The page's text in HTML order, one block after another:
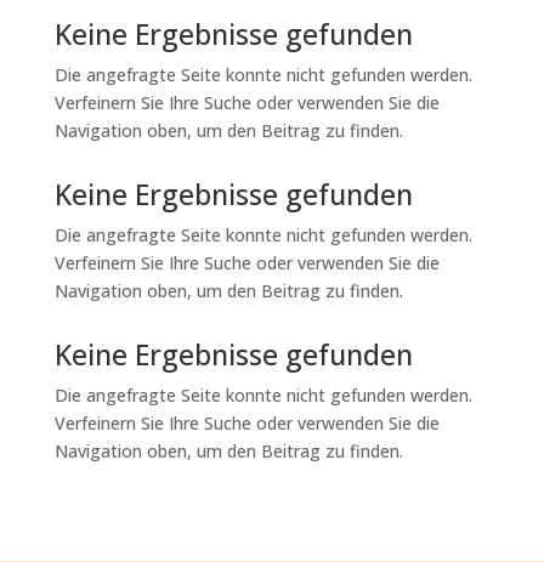
Keine Ergebnisse gefunden
Die angefragte Seite konnte nicht gefunden werden.
Verfeinern Sie Ihre Suche oder verwenden Sie die
Navigation oben, um den Beitrag zu finden.
Keine Ergebnisse gefunden
Die angefragte Seite konnte nicht gefunden werden.
Verfeinern Sie Ihre Suche oder verwenden Sie die
Navigation oben, um den Beitrag zu finden.
Keine Ergebnisse gefunden
Die angefragte Seite konnte nicht gefunden werden.
Verfeinern Sie Ihre Suche oder verwenden Sie die
Navigation oben, um den Beitrag zu finden.